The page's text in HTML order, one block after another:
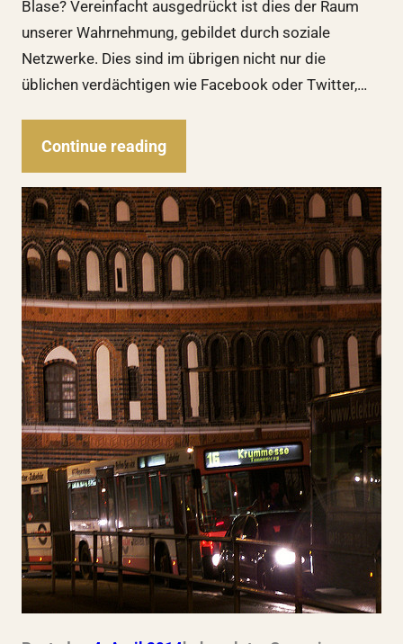
Blase? Vereinfacht ausgedrückt ist dies der Raum
unserer Wahrnehmung, gebildet durch soziale
Netzwerke. Dies sind im übrigen nicht nur die
üblichen verdächtigen wie Facebook oder Twitter,…
Continue reading